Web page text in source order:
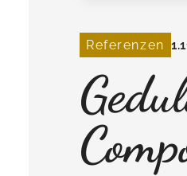
Referenzen